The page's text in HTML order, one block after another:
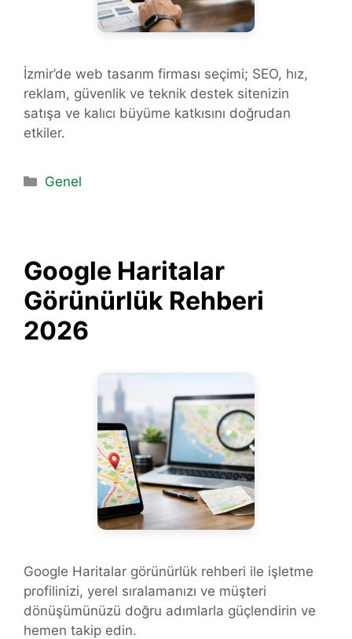
İzmir’de web tasarım firması seçimi; SEO, hız,
reklam, güvenlik ve teknik destek sitenizin
satışa ve kalıcı büyüme katkısını doğrudan
etkiler.
Kategoriler
Genel
Google Haritalar
Görünürlük Rehberi
2026
Google Haritalar görünürlük rehberi ile işletme
profilinizi, yerel sıralamanızı ve müşteri
dönüşümünüzü doğru adımlarla güçlendirin ve
hemen takip edin.